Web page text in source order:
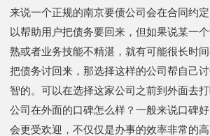
来说一个正规的南京要债公司会在合同约
以帮助用户把债务要回来，但如果说某一
熟或者业务技能不精湛，就有可能很长时
把债务讨回来，那选择这样的公司帮自己
智的。可以在选择这家公司之前到外面去
公司在外面的口碑怎么样？一般来说口碑
会更受欢迎，不仅仅是办事的效率非常的